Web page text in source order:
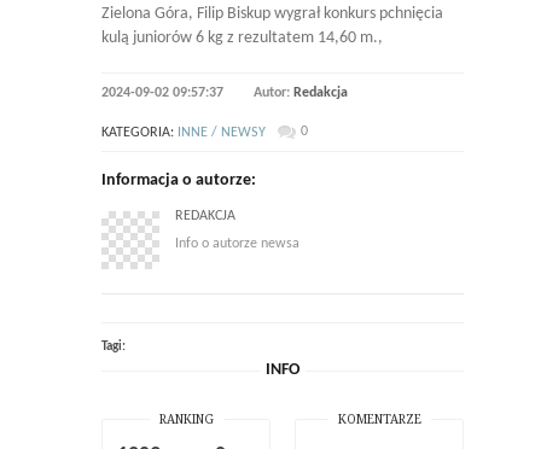
Zielona Góra, Filip Biskup wygrał konkurs pchnięcia
kulą juniorów 6 kg z rezultatem 14,60 m.,
2024-09-02 09:57:37 Autor: Redakcja
KATEGORIA: INNE / NEWSY 0
Informacja o autorze:
REDAKCJA
Info o autorze newsa
Tagi:
INFO
RANKING KOMENTARZE